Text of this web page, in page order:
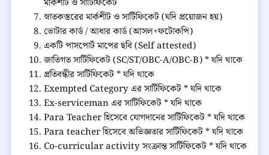
মার্কশীট ও সার্টিফিকেট
স্নাতকস্তরের মার্কশীট ও সার্টিফিকেট (যদি প্রয়োজন হয়)
ভোটার কার্ড / আধার কার্ড (আসল+ফটোকপি)
একটি পাসপোর্ট মাপের ছবি (Self attested)
জাতিগত সার্টিফিকেট (SC/ST/OBC-A/OBC-B) * যদি থাকে
প্রতিবন্ধীর সার্টিফিকেট * যদি থাকে
Exempted Category এর সার্টিফিকেট * যদি থাকে
Ex-serviceman এর সার্টিফিকেট * যদি থাকে
Para Teacher হিসেবে যোগদানের সার্টিফিকেট * যদি থাকে
Para teacher হিসেবে অভিজ্ঞতার সার্টিফিকেট * যদি থাকে
Co-curricular activity সংক্রান্ত সার্টিফিকেট * যদি থাকে